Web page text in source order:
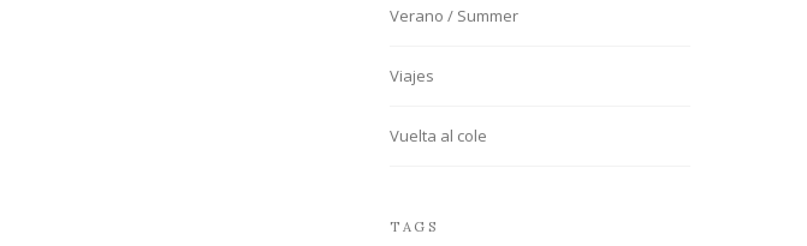
Verano / Summer
Viajes
Vuelta al cole
TAGS